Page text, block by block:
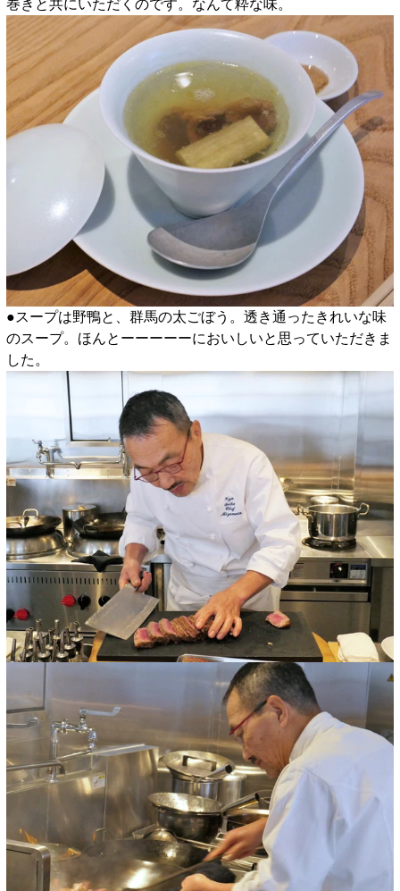
巻きと共にいただくのです。なんて粋な味。
●スープは野鴨と、群馬の太ごぼう。透き通ったきれいな味
のスープ。ほんとーーーーーにおいしいと思っていただきま
した。